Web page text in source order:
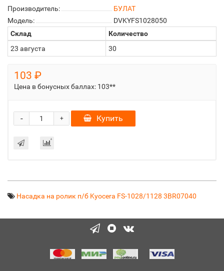
Производитель:
БУЛАТ
Модель:
DVKYFS1028050
Склад
Количество
23 августа
30
103 ₽
Цена в бонусных баллах: 103**
+
- Купить
Насадка на ролик п/б Kyocera FS-1028/1128 3BR07040